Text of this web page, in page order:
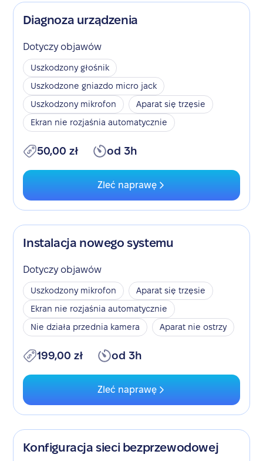
Diagnoza urządzenia
Dotyczy objawów
Uszkodzony głośnik
Uszkodzone gniazdo micro jack
Uszkodzony mikrofon
Aparat się trzęsie
Ekran nie rozjaśnia automatycznie
50,00 zł od 3h
Zleć naprawę
Instalacja nowego systemu
Dotyczy objawów
Uszkodzony mikrofon
Aparat się trzęsie
Ekran nie rozjaśnia automatycznie
Nie działa przednia kamera
Aparat nie ostrzy
199,00 zł od 3h
Zleć naprawę
Konfiguracja sieci bezprzewodowej